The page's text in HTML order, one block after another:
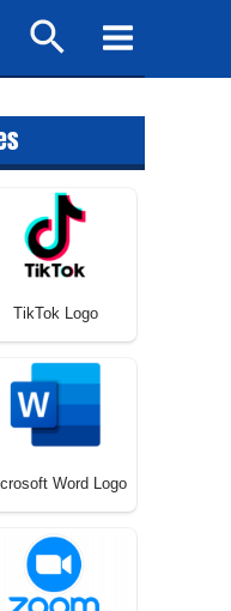
Buscar
Main
Menu
TikTok Logo
Word Logo